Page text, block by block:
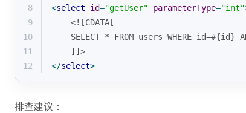
8
<select id="getUser" parameterType="int"
9
    <![CDATA[
10
SELECT * FROM users WHERE id=#{id}
11
    ]]>
12
</select>
排查建议：